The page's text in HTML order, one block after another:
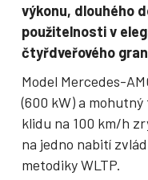
výkonu, dlouhého
použitelnosti v
čtyřdveřového
Model Mercedes-
(600 kW) a
klidu na 100 km/h
na jedno nabití
metodiky WLTP.